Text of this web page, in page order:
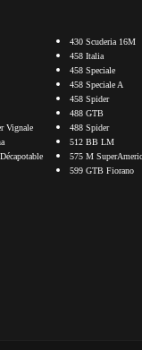
Vignale
430 Scuderia 16M
458 Italia
458 Speciale
458 Speciale A
458 Spider
488 GTB
488 Spider
512 BB LM
575 M
599 GTB Fiorano